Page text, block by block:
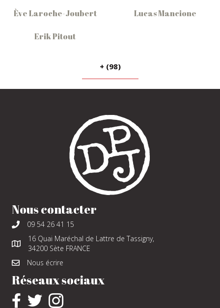
Ève Laroche-Joubert Lucas Mancione
Erik Pitout
+ (98)
Nous contacter
09 54 26 41 15
16 Quai Maréchal de Lattre de Tassigny,
34200 Sète FRANCE
Nous écrire
Réseaux sociaux